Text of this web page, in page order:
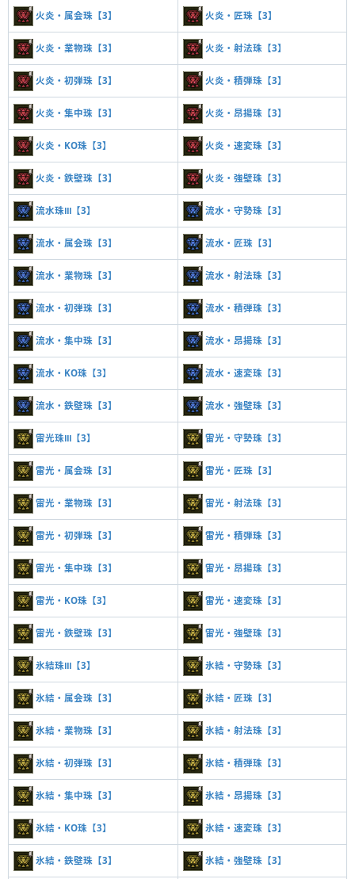
火炎・属会珠【3】 火炎・匠珠【3】
火炎・業物珠【3】 火炎・射法珠【3】
火炎・初弾珠【3】 火炎・積弾珠【3】
火炎・集中珠【3】 火炎・昂揚珠【3】
火炎・KO珠【3】 火炎・速変珠【3】
火炎・鉄壁珠【3】 火炎・強壁珠【3】
流水珠Ⅲ【3】 流水・守勢珠【3】
流水・属会珠【3】 流水・匠珠【3】
流水・業物珠【3】 流水・射法珠【3】
流水・初弾珠【3】 流水・積弾珠【3】
流水・集中珠【3】 流水・昂揚珠【3】
流水・KO珠【3】 流水・速変珠【3】
流水・鉄壁珠【3】 流水・強壁珠【3】
雷光珠Ⅲ【3】 雷光・守勢珠【3】
雷光・属会珠【3】 雷光・匠珠【3】
雷光・業物珠【3】 雷光・射法珠【3】
雷光・初弾珠【3】 雷光・積弾珠【3】
雷光・集中珠【3】 雷光・昂揚珠【3】
雷光・KO珠【3】 雷光・速変珠【3】
雷光・鉄壁珠【3】 雷光・強壁珠【3】
氷結珠Ⅲ【3】 氷結・守勢珠【3】
氷結・属会珠【3】 氷結・匠珠【3】
氷結・業物珠【3】 氷結・射法珠【3】
氷結・初弾珠【3】 氷結・積弾珠【3】
氷結・集中珠【3】 氷結・昂揚珠【3】
氷結・KO珠【3】 氷結・速変珠【3】
氷結・鉄壁珠【3】 氷結・強壁珠【3】